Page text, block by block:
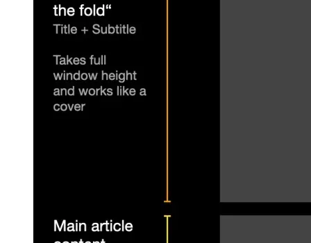
Hier is 'n voëlvlugoorsig van die uitlegkonsep vir 'n enkele artikel.